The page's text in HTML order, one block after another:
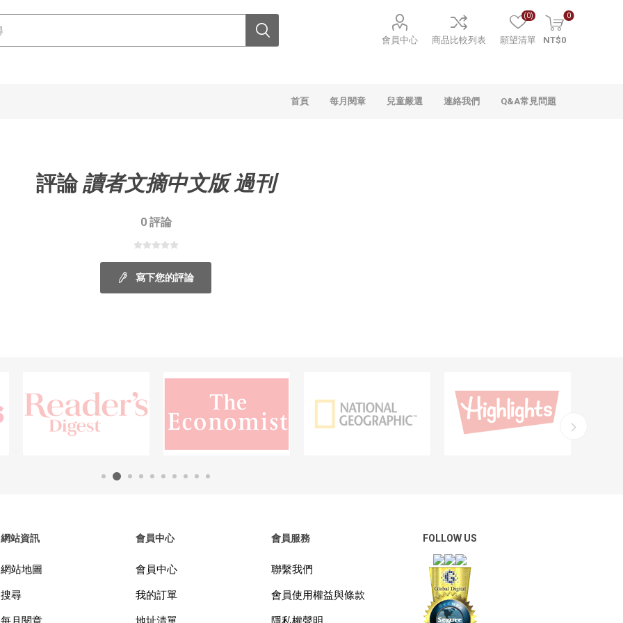
會員中心 商品比較列表 願望清單
(0) 0
NT$0
首頁 每月閱章 兒童嚴選 連絡我們 Q&A常見問題
評論讀者文摘中文版 過刊
0 評論
寫下您的評論
網站資訊
網站地圖
搜尋
會員中心
會員中心
我的訂單
會員服務
聯繫我們
會員使用權益與條款
FOLLOW US